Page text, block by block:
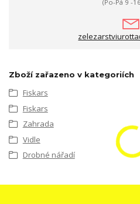
(Po-Pá 9 -
Zboží zařazeno v kategoriích
Fiskars
Fiskars
Zahrada
Vidle
Drobné nářadí